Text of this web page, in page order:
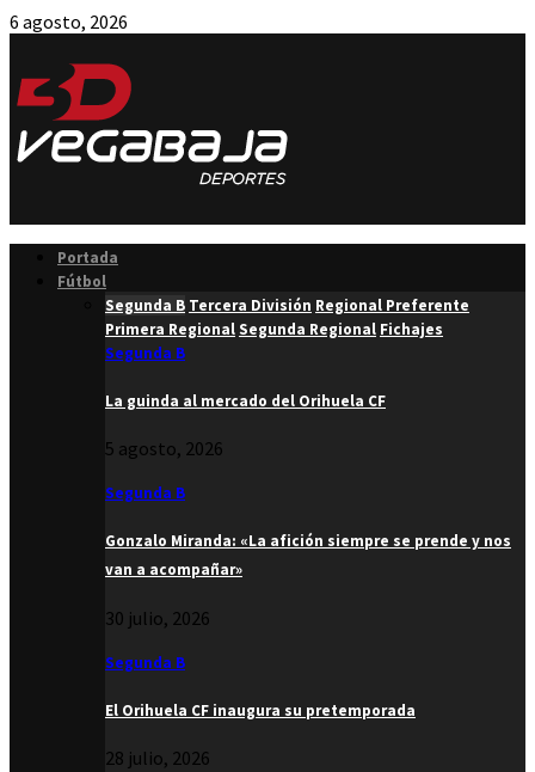
6 agosto, 2026
Portada
Fútbol
Segunda B Tercera División Regional Preferente
Primera RegionalSegunda Regional Fichajes
Segunda B
La guinda al mercado del Orihuela CF
5 agosto, 2026
Segunda B
Gonzalo Miranda: «La afición siempre se prende y nos
van a acompañar»
30 julio, 2026
Segunda B
El Orihuela CF inaugura su pretemporada
28 julio, 2026